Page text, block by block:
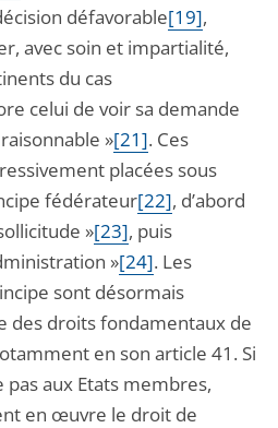
défavorable[19],
avec soin et impartialité,
du cas
celui de voir sa demande
»[21]. Ces
placées sous
fédérateur[22], d’abord
»[23], puis
»[24]. Les
sont désormais
des droits fondamentaux de
en son article 41. Si
pas aux Etats membres,
en œuvre le droit de